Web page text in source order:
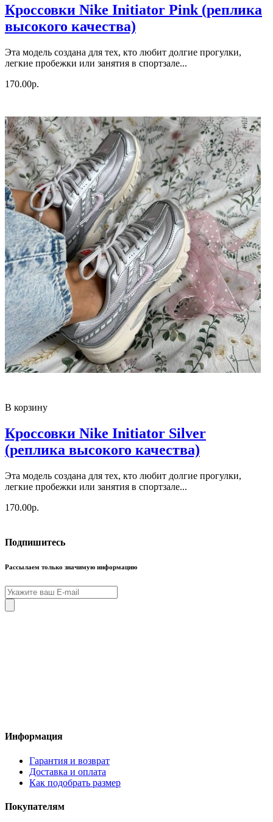
Кроссовки Nike Initiator Pink (реплика
высокого качества)
Эта модель создана для тех, кто любит долгие прогулки,
легкие пробежки или занятия в спортзале...
170.00р.
В корзину
Кроссовки Nike Initiator Silver
(реплика высокого качества)
Эта модель создана для тех, кто любит долгие прогулки,
легкие пробежки или занятия в спортзале...
170.00р.
Подпишитесь
Рассылаем только значимую информацию
Информация
Гарантия и возврат
Доставка и оплата
Как подобрать размер
Покупателям